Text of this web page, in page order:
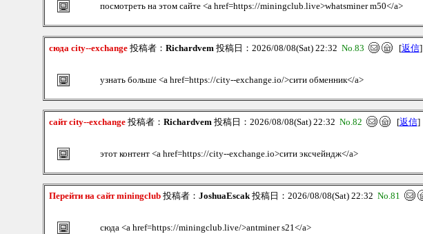
посмотреть на этом сайте <a href=https://miningclub.live>whatsminer m50</a>
сюда city--exchange投稿者： Richardvem投稿日：2026/08/08(Sat) 22:32 No.83 [返信]
узнать больше <a href=https://city--exchange.io/>сити обменник</a>
сайт city--exchange投稿者： Richardvem投稿日：2026/08/08(Sat) 22:32 No.82 [返信]
этот контент <a href=https://city--exchange.io>сити эксчейндж</a>
Перейти на сайт miningclub投稿者： JoshuaEscak投稿日：2026/08/08(Sat) 22:32 No.81
сюда <a href=https://miningclub.live/>antminer s21</a>